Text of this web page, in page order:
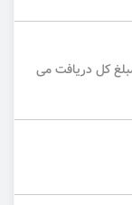
از ایام تعطیلات ۲۰ درصد مبلغ کل دریافت می